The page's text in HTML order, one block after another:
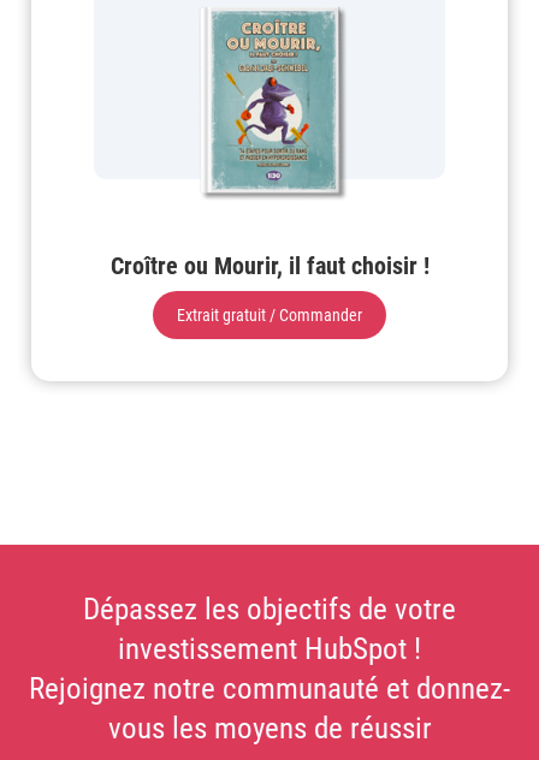
Croître ou Mourir, il faut choisir !
Extrait gratuit / Commander
Dépassez les objectifs de votre
investissement HubSpot !
Rejoignez notre communauté et donnez-
vous les moyens de réussir